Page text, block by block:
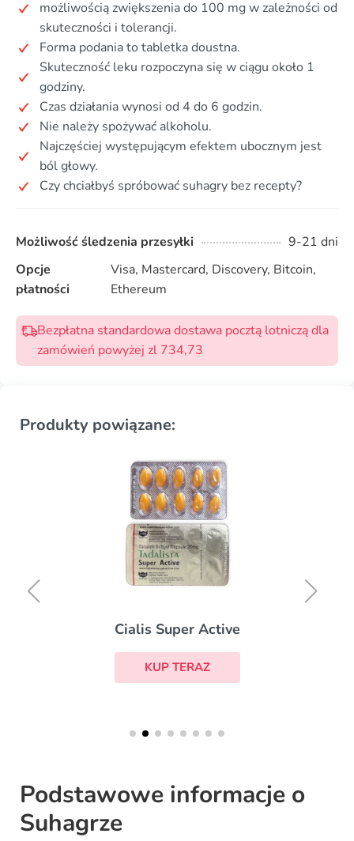
możliwością zwiększenia do 100 mg w zależności od
skuteczności i tolerancji.
Forma podania to tabletka doustna.
Skuteczność leku rozpoczyna się w ciągu około 1
godziny.
Czas działania wynosi od 4 do 6 godzin.
Nie należy spożywać alkoholu.
Najczęściej występującym efektem ubocznym jest
ból głowy.
Czy chciałbyś spróbować suhagry bez recepty?
Możliwość śledzenia przesyłki
9-21 dni
Opcje
płatności
Visa, Mastercard, Discovery, Bitcoin,
Ethereum
Bezpłatna standardowa dostawa pocztą lotniczą dla
zamówień powyżej zl 734,73
Produkty powiązane:
Cialis Super Active
KUP TERAZ
Podstawowe informacje o
Suhagrze